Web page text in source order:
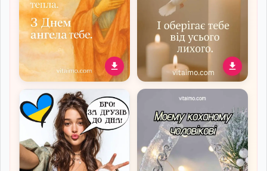
Духовне привітання з
Днем ангела з образом
святого й побажанням
віри
Листівка з білим голубом